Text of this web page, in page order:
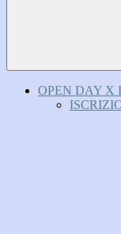
OPEN DAY X